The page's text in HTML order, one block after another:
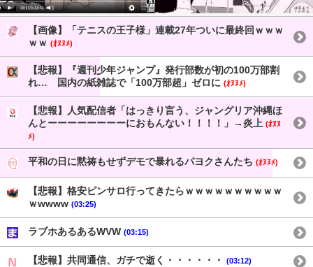
【画像】「テニスの王子様」連載27年ついに最終回ｗｗｗ
ｗｗ (ｵﾇﾇﾒ)
【悲報】『週刊少年ジャンプ』発行部数が初の100万部割
れ… 国内の紙雑誌で「100万部超」ゼロに (ｵﾇﾇﾒ)
【悲報】人気配信者「はっきり言う、ジャングリア沖縄ほ
んとーーーーーーーーにおもんない！！！！」→炎上 (ｵﾇﾇ
ﾒ)
平和の日に黙祷もせずデモで暴れるパヨクさんたち (ｵﾇﾇﾒ)
【悲報】格安ピンサロ行ってきたらｗｗｗｗｗｗｗｗｗｗ
ｗwwww (03:25)
ラブホあるあるWVW (03:15)
【悲報】共同通信、ガチで逝く・・・・・・ (03:12)